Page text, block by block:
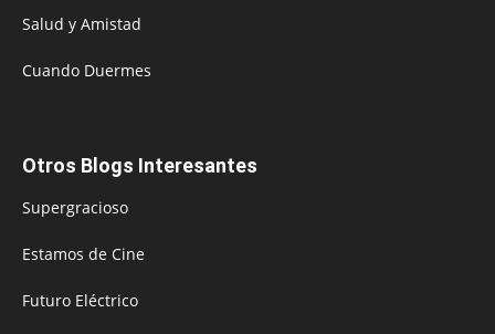
Salud y Amistad
Cuando Duermes
Otros Blogs Interesantes
Supergracioso
Estamos de Cine
Futuro Eléctrico